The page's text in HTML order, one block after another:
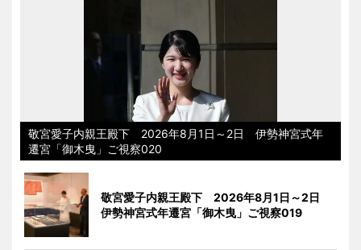
敬宮愛子内親王殿下 2026年8月1日～2日 伊勢神宮式年
遷宮「御木曳」ご視察020
敬宮愛子内親王殿下 2026年8月1日～2日
伊勢神宮式年遷宮「御木曳」ご視察019